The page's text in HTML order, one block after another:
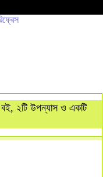
বই, ২টি উপন্যাস ও একটি